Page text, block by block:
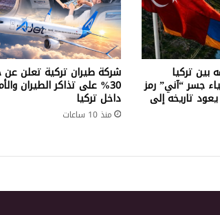
تركيا
جسر “آني” رمز
تاريخه إلى
شركة طيران تركية تعلن
30% على تذاكر الطيران
داخل تركيا
منذ 10 ساعات